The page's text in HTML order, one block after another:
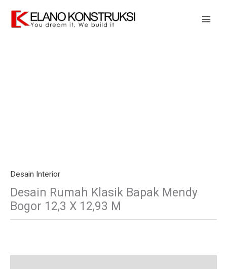
content
Desain Interior
Desain Rumah Klasik Bapak Mendy
Bogor 12,3 X 12,93 M